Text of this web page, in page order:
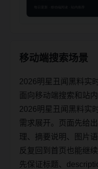
移动端搜索场景
2026明星丑闻黑料实
面向移动端搜索和站
2026明星丑闻黑料实
需求展开。页面先给
理、摘要说明、图片
反复回到首页也能继
先保证标题、